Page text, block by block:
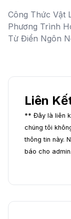
Công Thức Vật
Phương Trình
Từ Điển Ngôn
Liên
** Đây là liên
chúng tôi
thông tin này.
báo cho admin.